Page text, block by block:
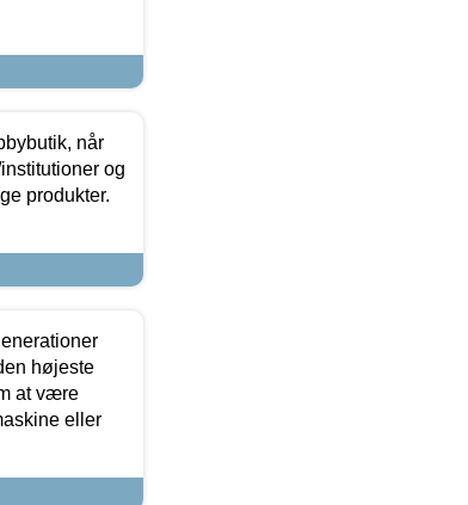
når
og
produkter.
højeste
at være
eller